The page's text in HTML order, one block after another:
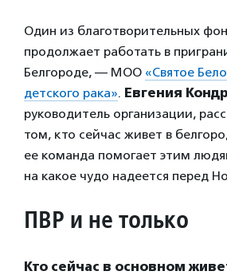
Один из благотворительных
продолжает работать в
Белгороде, — МОО «Святое
детского рака». Евгения
руководитель организации,
том, кто сейчас живет в
ее команда помогает этим
на какое чудо надеется перед
ПВР и не только
Кто сейчас в основном